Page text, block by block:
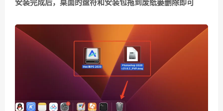
安装完成后，桌面的盘符和安装包拖到废纸篓删除即可